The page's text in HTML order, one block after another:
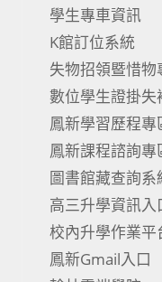
學生專車資訊
K館訂位系統
失物招領暨惜物
數位學生證掛失
鳳新學習歷程專
鳳新課程諮詢專
圖書館藏查詢系
高三升學資訊入
校內升學作業平
鳳新Gmail入口